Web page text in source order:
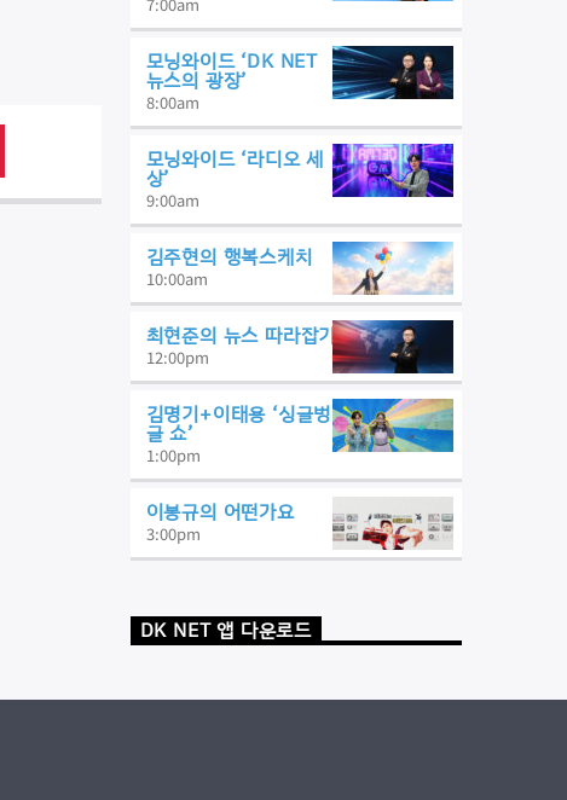
모닝와이드 ‘DK NET
뉴스의 광장’
8:00am
모닝와이드 ‘라디오 세
상’
9:00am
김주현의 행복스케치
10:00am
최현준의 뉴스 따라잡기
12:00pm
김명기+이태용 ‘싱글벙
글 쇼’
1:00pm
이봉규의 어떤가요
3:00pm
DK NET 앱 다운로드